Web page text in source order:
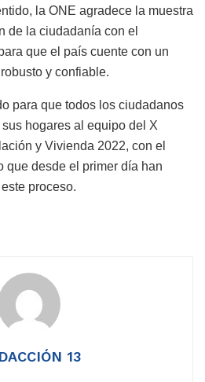
la ONE agradece la muestra
de la ciudadanía con el
que el país cuente con un
y confiable.
para que todos los ciudadanos
hogares al equipo del X
y Vivienda 2022, con el
que desde el primer día han
proceso.
13